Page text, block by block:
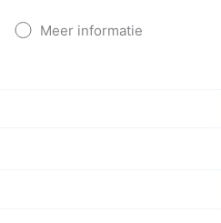
Meer informatie